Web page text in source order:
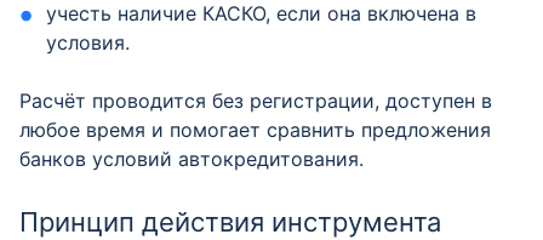
учесть наличие КАСКО, если она включена в
условия.
Расчёт проводится без регистрации, доступен в
любое время и помогает сравнить предложения
банков условий автокредитования.
Принцип действия инструмента